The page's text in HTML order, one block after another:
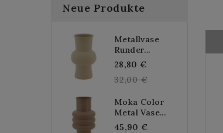
Neue Produkte
Metallvase
Runder...
28,80 €
price
32,00 €
Moka Color
Metal Vase...
45,90 €